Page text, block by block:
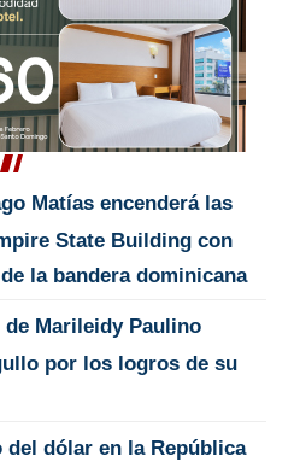
Matías encenderá las
State Building con
la bandera dominicana
de Marileidy Paulino
por los logros de su
del dólar en la República